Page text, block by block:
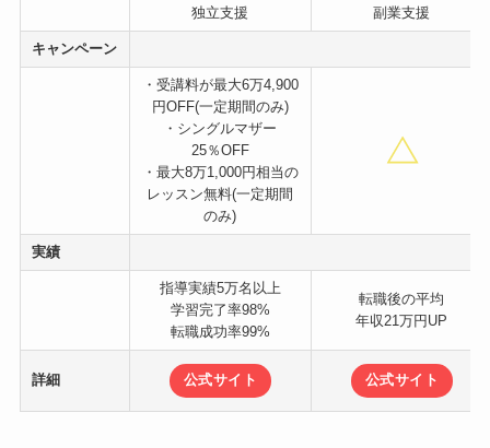
独立支援
副業支援
キャンペーン
・受講料が最大6万4,900
円OFF(一定期間のみ)
・シングルマザー
25％OFF
・最大8万1,000円相当の
レッスン無料(一定期間
のみ)
実績
指導実績5万名以上
学習完了率98%
転職成功率99%
転職後の平均
年収21万円UP
詳細 公式サイト 公式サイト